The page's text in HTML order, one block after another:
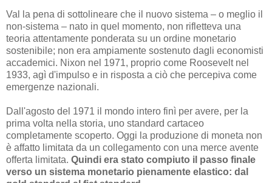
Val la pena di sottolineare che il nuovo sistema – o meglio il
non-sistema – nato in quel momento, non rifletteva una
teoria attentamente ponderata su un ordine monetario
sostenibile; non era ampiamente sostenuto dagli economisti
accademici. Nixon nel 1971, proprio come Roosevelt nel
1933, agì d'impulso e in risposta a ciò che percepiva come
emergenze nazionali.
Dall'agosto del 1971 il mondo intero finì per avere, per la
prima volta nella storia, uno standard cartaceo
completamente scoperto. Oggi la produzione di moneta non
è affatto limitata da un collegamento con una merce avente
offerta limitata. Quindi era stato compiuto il passo finale
verso un sistema monetario pienamente elastico: dal